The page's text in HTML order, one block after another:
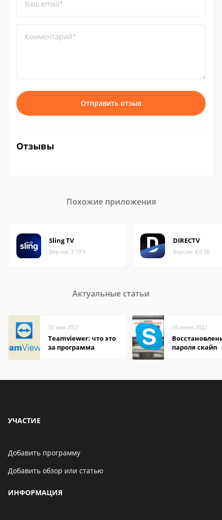
Ваш email*
Комментарий*
Отправить отзыв
Отзывы
Похожие приложения
Sling TV
Версия: 7.17.1
DIRECTV
Версия: 4.0.50
Актуальные статьи
30 мая 2022
Teamviewer: что это
за программа
04 июня 2022
пароля скайп
УЧАСТИЕ
Добавить программу
Добавить обзор или статью
ИНФОРМАЦИЯ